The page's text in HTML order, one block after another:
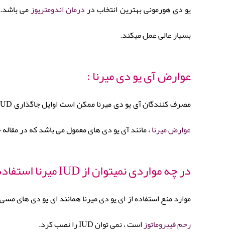
یو دی هورمونی بهترین انتخاب دردرمان اندومتریوز
بسیار عالی عمل میکند.
عوارض آی یو دی میرنا :
مصرف کنندگان آی یو دی میرنا ممکن است اوایل جاگذاری IUD در رحم دچار لکه بینی شوند . بعد از مدتی خونریزی ها قطع شده و ممکن است فرد بطور موقت پریود نشود (
عوارض میرنا، مانند آی یو دی های معمول می باشد که در
در چه مواردی نمیتوان از IUD میرنا استفاده کرد؟
موارد منع استفاده از ای یو دی میرنا همانند ای یو دی های
رحم فیبروماتوزاست ، نمی توان IUD را نصب کرد.